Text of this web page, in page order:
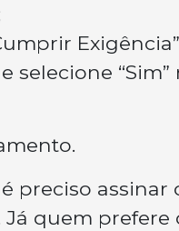
selecione “Sim”
preciso assinar
quem prefere